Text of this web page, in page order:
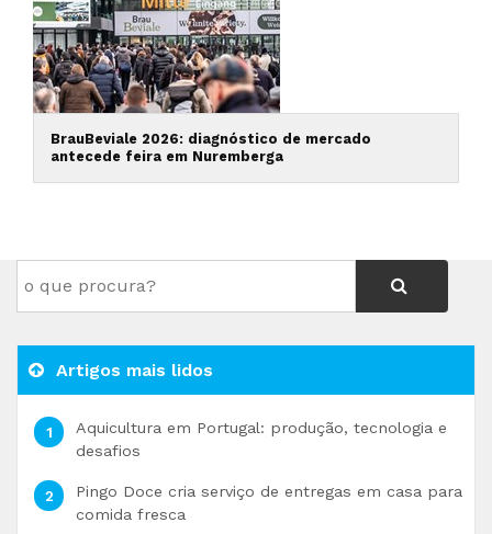
BrauBeviale 2026: diagnóstico de mercado
antecede feira em Nuremberga
Artigos mais lidos
Aquicultura em Portugal: produção, tecnologia e
desafios
Pingo Doce cria serviço de entregas em casa para
comida fresca